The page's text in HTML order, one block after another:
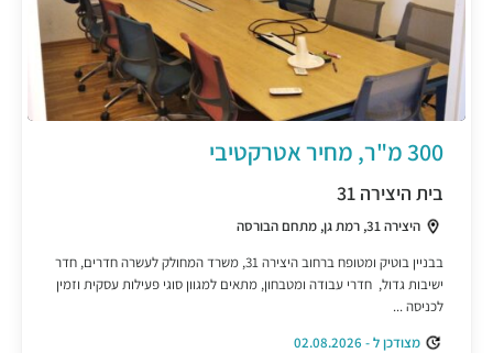
300 מ"ר, מחיר אטרקטיבי
בית היצירה 31
היצירה 31, רמת גן, מתחם הבורסה
בבניין בוטיק ומטופח ברחוב היצירה 31, משרד המחולק לעשרה חדרים, חדר
ישיבות גדול, חדרי עבודה ומטבחון, מתאים למגוון סוגי פעילות עסקית וזמין
לכניסה ...
מצודכן ל - 02.08.2026